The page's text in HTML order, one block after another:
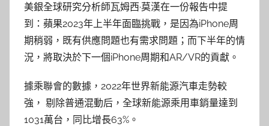
美銀全球研究分析師瓦姆西·莫漢在一份報告中提
到：蘋果2023年上半年面臨挑戰，是因為iPhone周
期稍弱，既有供應問題也有需求問題；而下半年的情
況，將取決於下一個iPhone周期和AR/VR的貢獻。
據乘聯會的數據，2022年世界新能源汽車走勢較
強， 剔除普通混動后，全球新能源乘用車銷量達到
1031萬台，同比增長63%。